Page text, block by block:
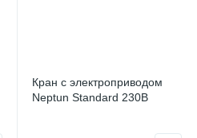
Кран с электроприводом
Neptun Standard 230В